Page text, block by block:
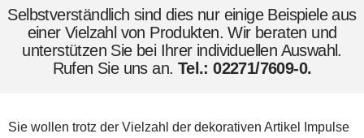
Selbstverständlich sind dies nur einige Beispiele aus
einer Vielzahl von Produkten. Wir beraten und
unterstützen Sie bei Ihrer individuellen Auswahl.
Rufen Sie uns an. Tel.: 02271/7609-0.
Sie wollen trotz der Vielzahl der dekorativen Artikel Impulse